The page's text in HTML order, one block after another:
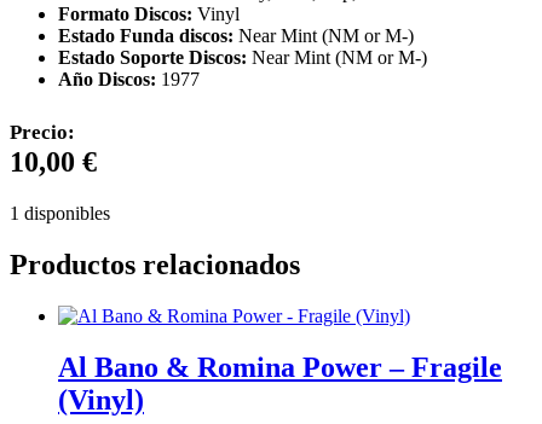
Formato Discos: Vinyl
Estado Funda discos: Near Mint (NM or M-)
Estado Soporte Discos: Near Mint (NM or M-)
Año Discos: 1977
Precio:
10,00 €
1 disponibles
Productos relacionados
Al Bano & Romina Power – Fragile
(Vinyl)